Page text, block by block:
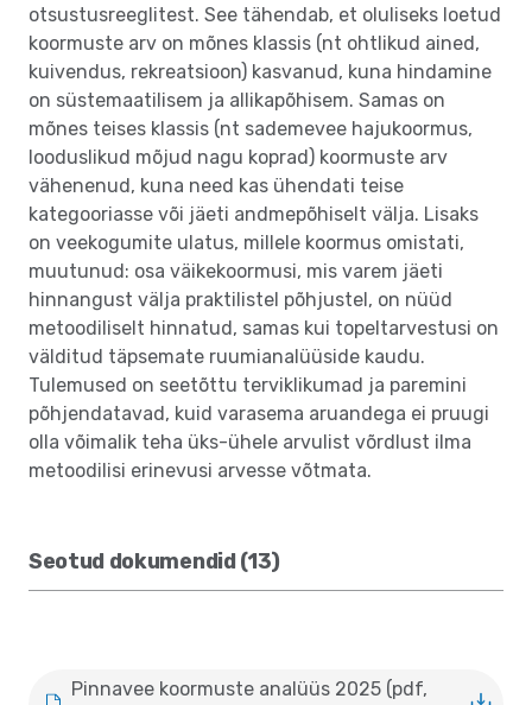
otsustusreeglitest. See tähendab, et oluliseks loetud
koormuste arv on mõnes klassis (nt ohtlikud ained,
kuivendus, rekreatsioon) kasvanud, kuna hindamine
on süstemaatilisem ja allikapõhisem. Samas on
mõnes teises klassis (nt sademevee hajukoormus,
looduslikud mõjud nagu koprad) koormuste arv
vähenenud, kuna need kas ühendati teise
kategooriasse või jäeti andmepõhiselt välja. Lisaks
on veekogumite ulatus, millele koormus omistati,
muutunud: osa väikekoormusi, mis varem jäeti
hinnangust välja praktilistel põhjustel, on nüüd
metoodiliselt hinnatud, samas kui topeltarvestusi on
välditud täpsemate ruumianalüüside kaudu.
Tulemused on seetõttu terviklikumad ja paremini
põhjendatavad, kuid varasema aruandega ei pruugi
olla võimalik teha üks-ühele arvulist võrdlust ilma
metoodilisi erinevusi arvesse võtmata.
Seotud dokumendid (13)
Pinnavee koormuste analüüs 2025 (pdf,